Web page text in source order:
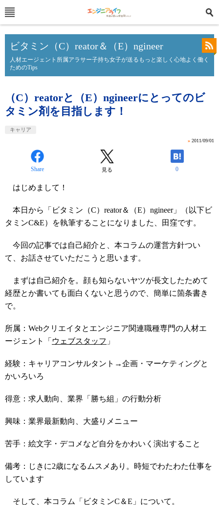
ビタミン（C）reator＆（E）ngineer
人材エージェント所属アラサー子持ち女子が送るもっと楽しく心地よく働く
ためのTips
（C）reatorと（E）ngineerにとってのビ
タミン剤を目指します！
キャリア
» 2011/09/01
Share 見る 0
はじめまして！
本日から「ビタミン（C）reator＆（E）ngineer」（以下ビ
タミンC&E）を執筆することになりました、田窪です。
今回の記事では自己紹介と、本コラムの運営方針つい
て、お話させていただこうと思います。
まずは自己紹介を。顔も知らないヤツが長文したためて
経歴とか書いても面白くないと思うので、簡単に箇条書き
で。
所属：Webクリエイタとエンジニア関連職種専門の人材エ
ージェント「 ウェブスタッフ 」
経験：キャリアコンサルタント→企画・マーケティングと
かいろいろ
得意：求人動向、業界「勝ち組」の行動分析
興味：業界最新動向、大盛りメニュー
苦手：絵文字・デコメなど自分をかわいく演出すること
備考：じきに2歳になるムスメあり。時短でわたわた仕事を
しています
そして、本コラム「ビタミンC＆E」について。